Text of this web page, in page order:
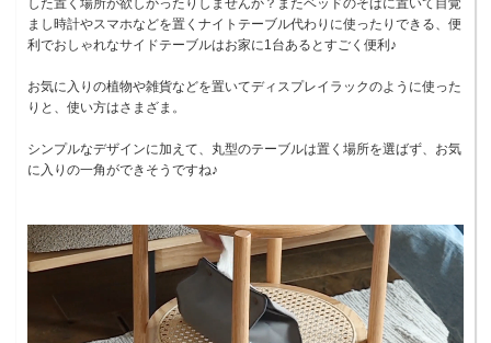
した置く場所が欲しかったりしませんか？またベッドのそばに置いて目覚
まし時計やスマホなどを置くナイトテーブル代わりに使ったりできる、便
利でおしゃれなサイドテーブルはお家に1台あるとすごく便利♪
お気に入りの植物や雑貨などを置いてディスプレイラックのように使った
りと、使い方はさまざま。
シンプルなデザインに加えて、丸型のテーブルは置く場所を選ばず、お気
に入りの一角ができそうですね♪